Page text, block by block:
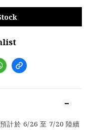
計於 6/26 至 7/20 陸續